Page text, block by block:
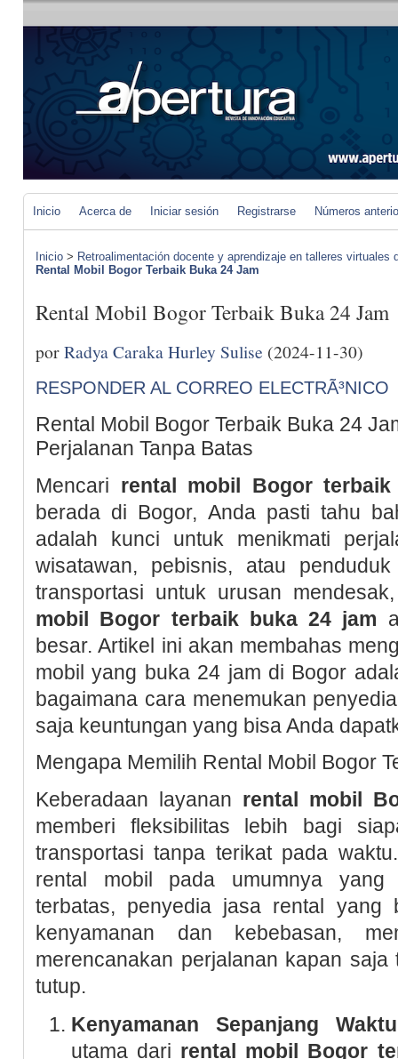
Inicio Acerca de Iniciar sesión Registrarse Números
Inicio > Retroalimentación docente y aprendizaje en talleres virtuales
Rental Mobil Bogor Terbaik Buka 24 Jam
Rental Mobil Bogor Terbaik Buka 24 Jam
porRadya Caraka Hurley Sulise (2024-11-30)
RESPONDER AL CORREO ELECTRÃ³NICO
Rental Mobil Bogor Terbaik Buka 24
Perjalanan Tanpa Batas
Mencari rental mobil Bogor
berada di Bogor, Anda pasti tahu
adalah kunci untuk menikmati
wisatawan, pebisnis, atau
transportasi untuk urusan
mobil Bogor terbaik buka 24 jam
besar. Artikel ini akan membahas
mobil yang buka 24 jam di Bogor
bagaimana cara menemukan
saja keuntungan yang bisa Anda
Mengapa Memilih Rental Mobil Bogor
Keberadaan layanan rental mobil
memberi fleksibilitas lebih bagi
transportasi tanpa terikat pada
rental mobil pada umumnya yang
terbatas, penyedia jasa rental yang
kenyamanan dan kebebasan,
merencanakan perjalanan kapan
tutup.
Kenyamanan Sepanjang Waktu
utama dari rental mobil Bogor